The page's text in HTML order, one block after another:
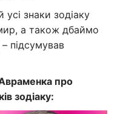
знаки зодіаку
а також дбаймо
підсумував
про
зодіаку: